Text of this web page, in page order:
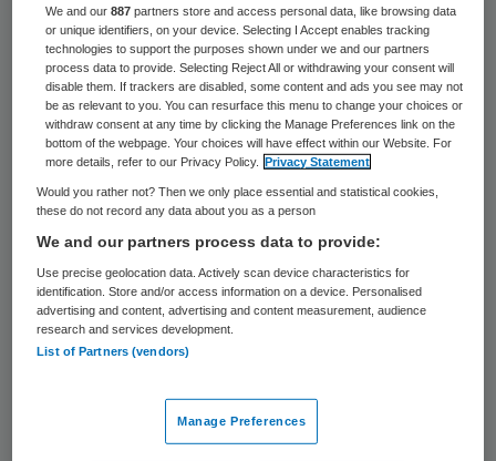
circles, niet helemaal hetzelfde, maar wel
vergelijkbaar met intervisiegroepen.
Geïntroduceerd in de jaren ’60, een halve
eeuw geleden. Toyota’s hebben de
reputatie nooit kapot te gaan. Dat komt
door die kwaliteitsaanpak. Zelfs rechters
doen inmiddels aan intervisie.
Leren van fouten
Ieder mens maakt fouten, dokters ook.
opstelt. Je vertelt wat je lastig vindt, wat
niet goed gaat, waar je kansen ziet om
We and our887 partners store and access personal data, like browsing data
or unique identifiers, on your device. Selecting I Accept enables tracking
technologies to support the purposes shown under we and our partners
process data to provide. Selecting Reject All or withdrawing your consent will
disable them. If trackers are disabled, some content and ads you see may not
be as relevant to you. You can resurface this menu to change your choices or
withdraw consent at any time by clicking the Manage Preferences link on the
bottom of the webpage. Your choices will have effect within our Website. For
more details, refer to our Privacy Policy.
Privacy Statement
Would you rather not? Then we only place essential and statistical cookies,
these do not record any data about you as a person
We and our partners process data to provide:
Use precise geolocation data. Actively scan device characteristics for
identification. Store and/or access information on a device. Personalised
advertising and content, advertising and content measurement, audience
research and services development.
List of Partners (vendors)
Manage Preferences